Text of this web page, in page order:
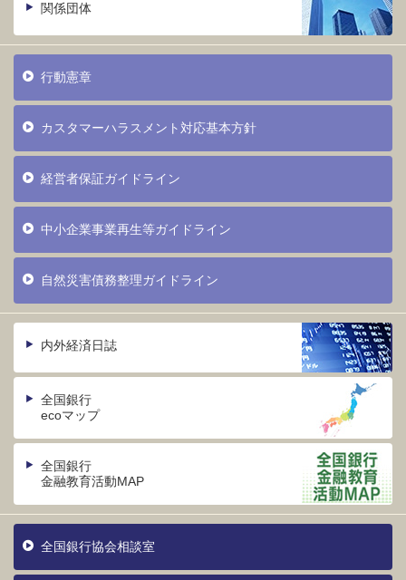
関係団体
行動憲章
カスタマーハラスメント対応基本方針
経営者保証ガイドライン
中小企業事業再生等ガイドライン
自然災害債務整理ガイドライン
内外経済日誌
全国銀行
ecoマップ
全国銀行
金融教育活動MAP
全国銀行協会相談室